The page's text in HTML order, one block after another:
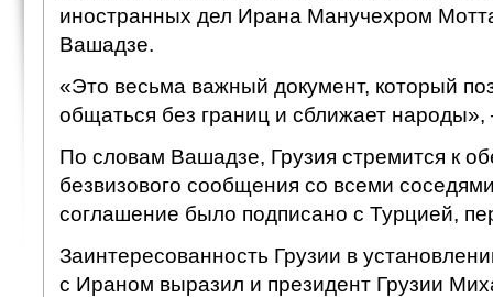
иностранных дел Ирана Манучехром
Вашадзе.
«Это весьма важный документ, который
общаться без границ и сближает
По словам Вашадзе, Грузия стремится к
безвизового сообщения со всеми
соглашение было подписано с Турцией,
Заинтересованность Грузии в
с Ираном выразил и президент Грузии